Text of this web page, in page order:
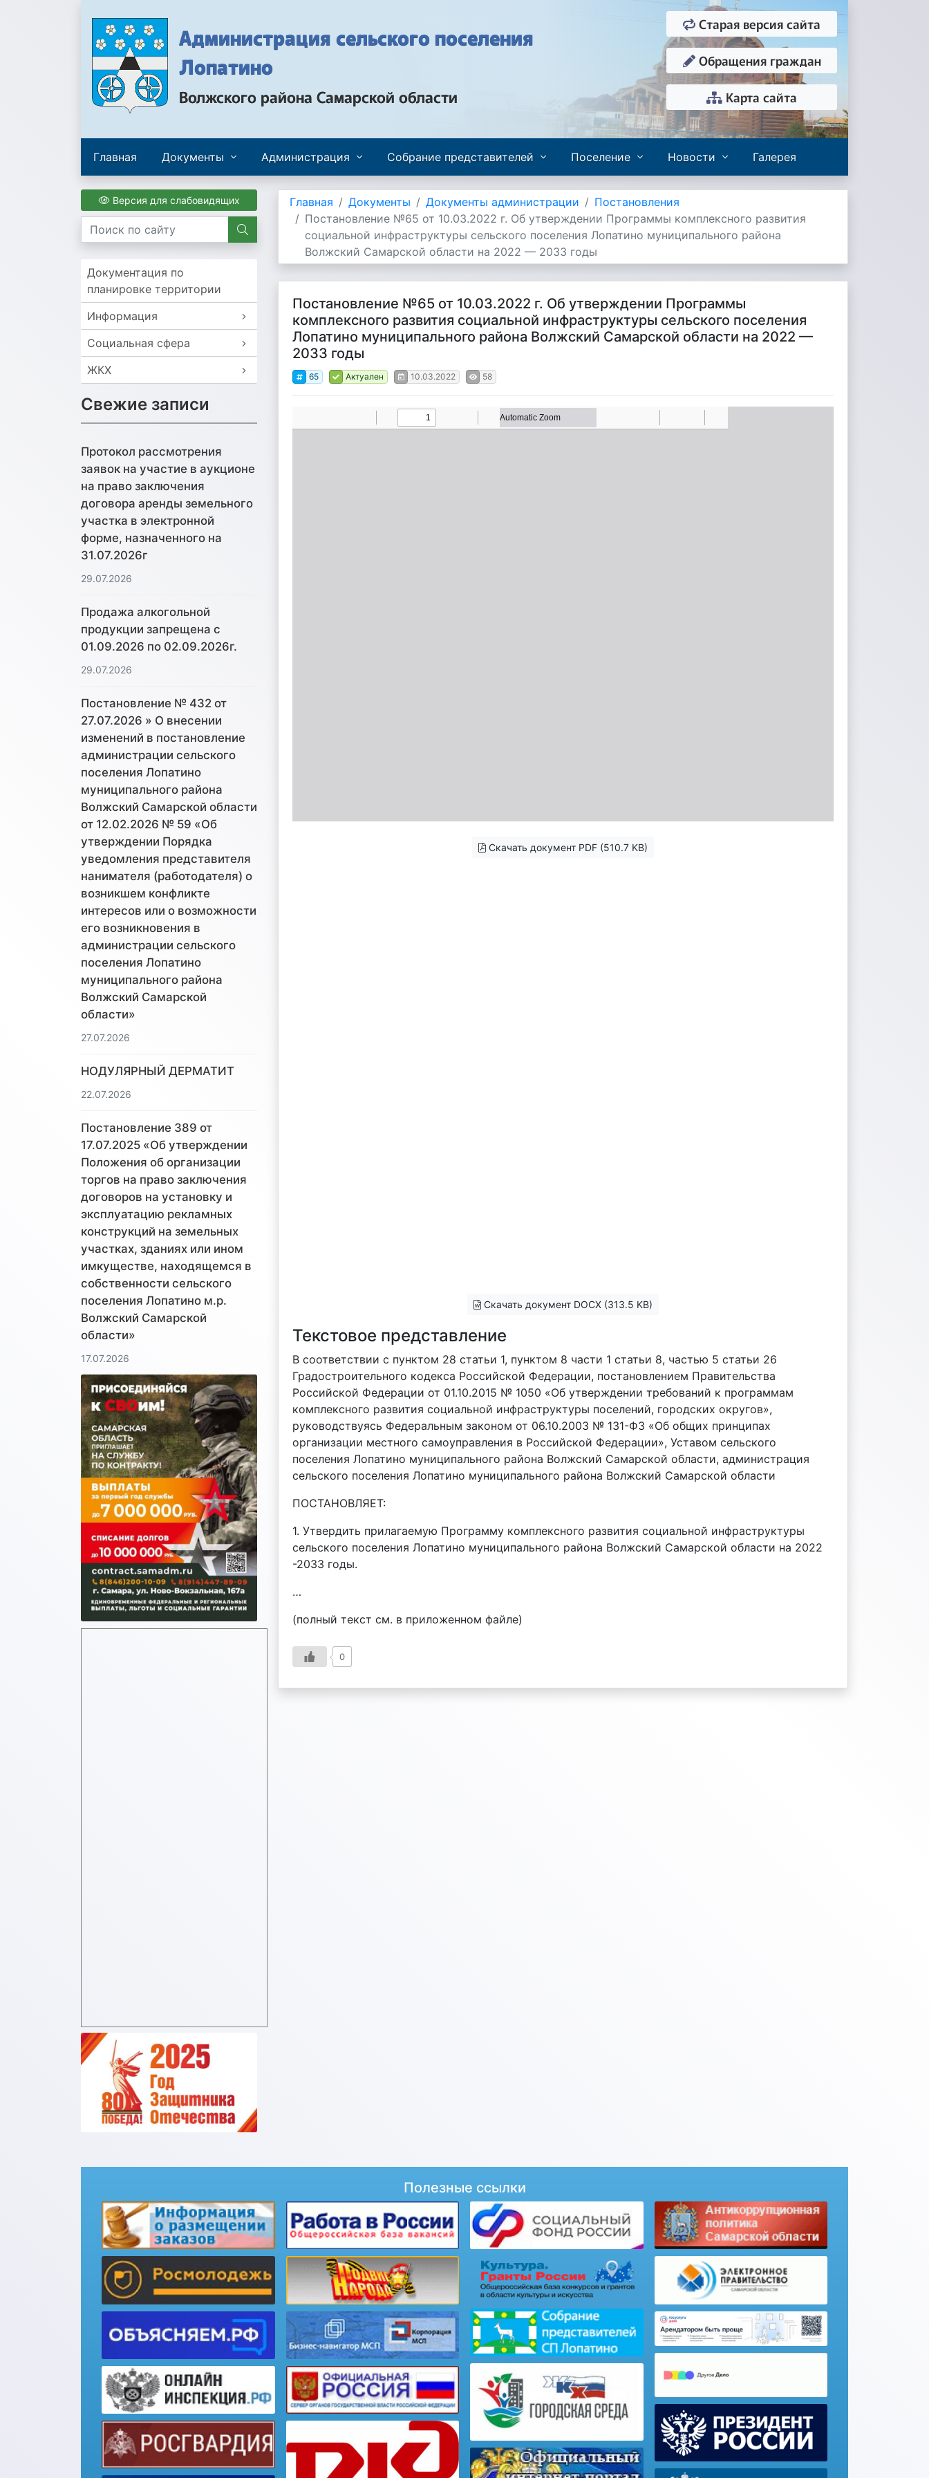
Администрация сельского поселения
Лопатино
Волжского района Самарской области
Старая версия сайта
Обращения граждан
Карта сайта
Главная Документы Администрация Собрание представителей Поселение Новости Галерея
Версия для слабовидящих
Документация по
планировке территории
Информация
Социальная сфера
ЖКХ
Свежие записи
Протокол рассмотрения
заявок на участие в аукционе
на право заключения
договора аренды земельного
участка в электронной
форме, назначенного на
31.07.2026г
29.07.2026
Продажа алкогольной
продукции запрещена с
01.09.2026 по 02.09.2026г.
29.07.2026
Постановление № 432 от
27.07.2026 » О внесении
изменений в постановление
администрации сельского
поселения Лопатино
муниципального района
Волжский Самарской области
от 12.02.2026 № 59 «Об
утверждении Порядка
уведомления представителя
нанимателя (работодателя) о
возникшем конфликте
интересов или о возможности
его возникновения в
администрации сельского
поселения Лопатино
муниципального района
Волжский Самарской
области»
27.07.2026
НОДУЛЯРНЫЙ ДЕРМАТИТ
22.07.2026
Постановление 389 от
17.07.2025 «Об утверждении
Положения об организации
торгов на право заключения
договоров на установку и
эксплуатацию рекламных
конструкций на земельных
участках, зданиях или ином
имкуществе, находящемся в
собственности сельского
поселения Лопатино м.р.
Волжский Самарской
области»
17.07.2026
Главная Документы Документы администрации
Постановления
Постановление №65 от 10.03.2022 г. Об утверждении Программы комплексного развития
социальной инфраструктуры сельского поселения Лопатино муниципального района
Волжский Самарской области на 2022 — 2033 годы
Постановление №65 от 10.03.2022 г. Об утверждении Программы
комплексного развития социальной инфраструктуры сельского поселения
Лопатино муниципального района Волжский Самарской области на 2022 —
2033 годы
65 Актуален 10.03.2022 58
Скачать документ PDF (510.7 KB)
Скачать документ DOCX (313.5 KB)
Текстовое представление
В соответствии с пунктом 28 статьи 1, пунктом 8 части 1 статьи 8, частью 5 статьи 26
Градостроительного кодекса Российской Федерации, постановлением Правительства
Российской Федерации от 01.10.2015 № 1050 «Об утверждении требований к программам
комплексного развития социальной инфраструктуры поселений, городских округов»,
руководствуясь Федеральным законом от 06.10.2003 № 131-ФЗ «Об общих принципах
организации местного самоуправления в Российской Федерации», Уставом сельского
поселения Лопатино муниципального района Волжский Самарской области, администрация
сельского поселения Лопатино муниципального района Волжский Самарской области
ПОСТАНОВЛЯЕТ:
1. Утвердить прилагаемую Программу комплексного развития социальной инфраструктуры
сельского поселения Лопатино муниципального района Волжский Самарской области на 2022
-2033 годы.
…
(полный текст см. в приложенном файле)
0
Полезные ссылки